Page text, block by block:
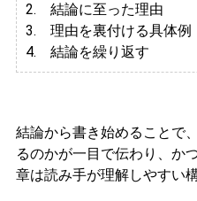
2. 結論に至った理由
3. 理由を裏付ける具体例
4. 結論を繰り返す
結論から書き始めることで
るのかが一目で伝わり、か
章は読み手が理解しやすい